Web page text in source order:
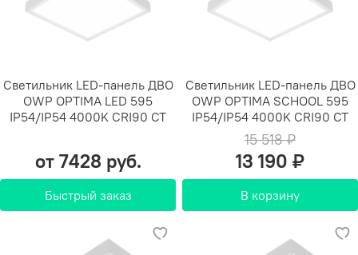
Светильник LED-панель ДВО
OWP OPTIMA LED 595
IP54/IP54 4000K CRI90 СТ
от 7428 руб.
Быстрый заказ
Светильник LED-панель ДВО
OWP OPTIMA SCHOOL 595
IP54/IP54 4000K CRI90 СТ
15 518 ₽
13 190 ₽
В корзину